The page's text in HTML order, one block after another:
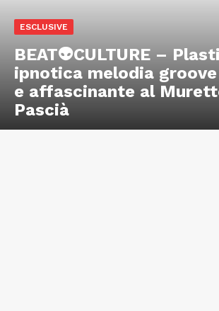
ESCLUSIVE
BEAT👽CULTURE –
ipnotica melodia
e affascinante al
Pascià